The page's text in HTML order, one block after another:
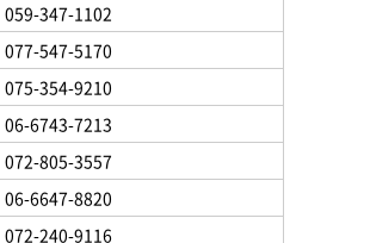
059-347-1102
077-547-5170
075-354-9210
06-6743-7213
072-805-3557
06-6647-8820
072-240-9116